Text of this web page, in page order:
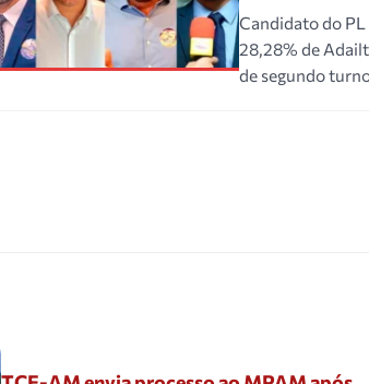
Candidato do
28,28% de
de segundo